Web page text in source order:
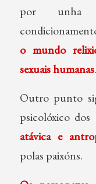
por unha
o mundo
sexuais humanas.
Outro punto
psicolóxico dos
atávica e
polas paixóns.